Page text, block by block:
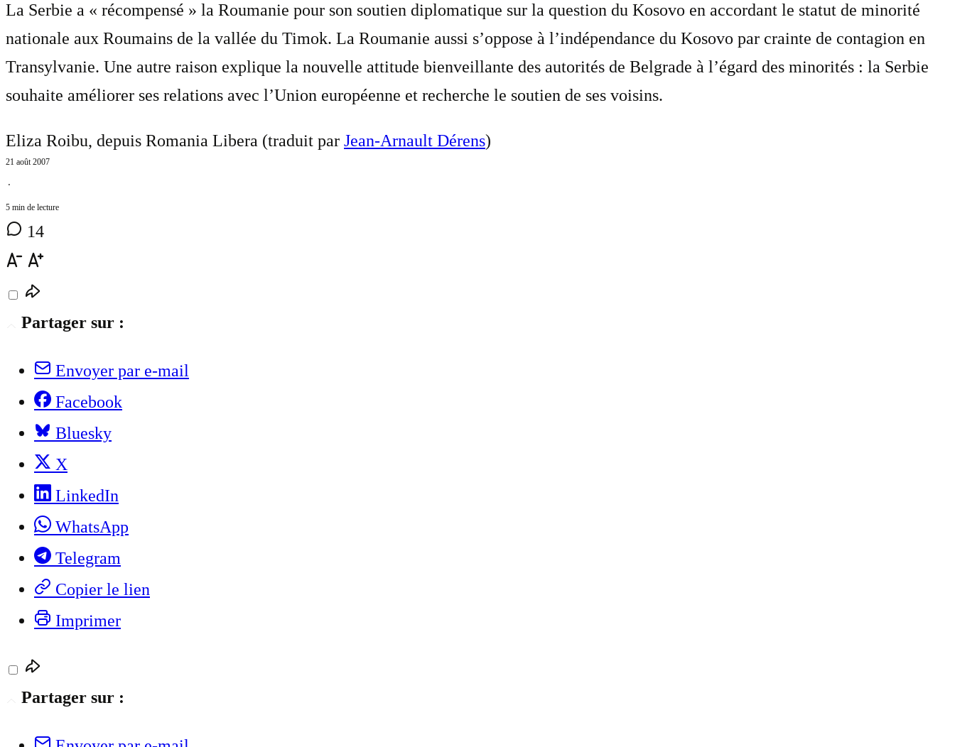
La Serbie a « récompensé » la Roumanie pour son soutien diplomatique sur la question du Kosovo en accordant le statut de minorité
nationale aux Roumains de la vallée du Timok. La Roumanie aussi s’oppose à l’indépendance du Kosovo par crainte de contagion en
Transylvanie. Une autre raison explique la nouvelle attitude bienveillante des autorités de Belgrade à l’égard des minorités : la Serbie
souhaite améliorer ses relations avec l’Union européenne et recherche le soutien de ses voisins.
Eliza Roibu, depuis Romania Libera (traduit par Jean-Arnault Dérens)
21 août 2007
⋅
5 min de lecture
14
Partager sur :
Envoyer par e-mail
Facebook
Bluesky
X
LinkedIn
WhatsApp
Telegram
Copier le lien
Imprimer
Partager sur :